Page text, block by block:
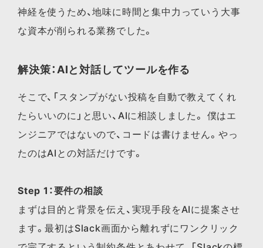
神経を使うため、地味に時間と集中力っていう大事
な資本が削られる業務でした。
解決策：AIと対話してツールを作る
そこで、「スタンプがない投稿を自動で教えてくれ
たらいいのに」と思い、AIに相談しました。 僕はエ
ンジニアではないので、コードは書けません。やっ
たのはAIとの対話だけです。
Step 1：要件の相談
まずは目的と背景を伝え、実現手段をAIに提案させ
ます。最初はSlack画面から離れずにワンクリック